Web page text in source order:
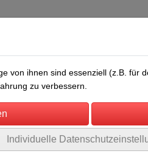
Über uns Umwelt
von ihnen sind essenziell (z.B. für
zu verbessern.
Individuelle